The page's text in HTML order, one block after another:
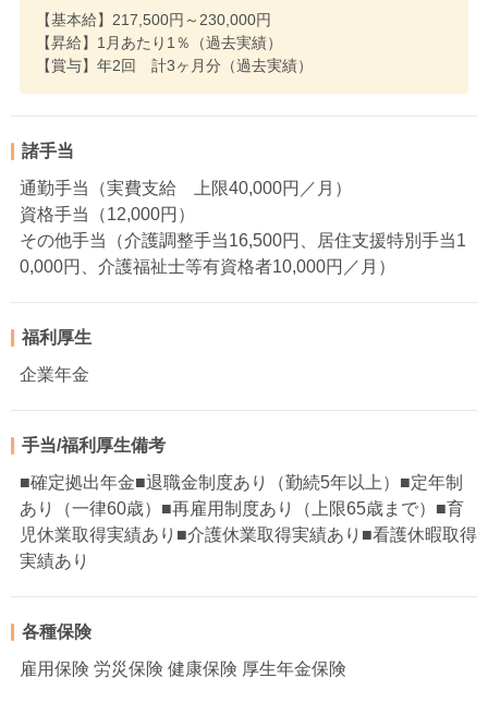
【基本給】217,500円～230,000円
【昇給】1月あたり1％（過去実績）
【賞与】年2回 計3ヶ月分（過去実績）
諸手当
通勤手当（実費支給 上限40,000円／月）
資格手当（12,000円）
その他手当（介護調整手当16,500円、居住支援特別手当1
0,000円、介護福祉士等有資格者10,000円／月）
福利厚生
企業年金
手当/福利厚生備考
■確定拠出年金■退職金制度あり（勤続5年以上）■定年制
あり（一律60歳）■再雇用制度あり（上限65歳まで）■育
児休業取得実績あり■介護休業取得実績あり■看護休暇取得
実績あり
各種保険
雇用保険 労災保険 健康保険 厚生年金保険